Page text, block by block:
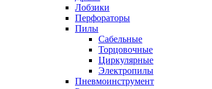
Лобзики
Перфораторы
Пилы
Сабельные
Торцовочные
Циркулярные
Электропилы
Пневмоинструмент